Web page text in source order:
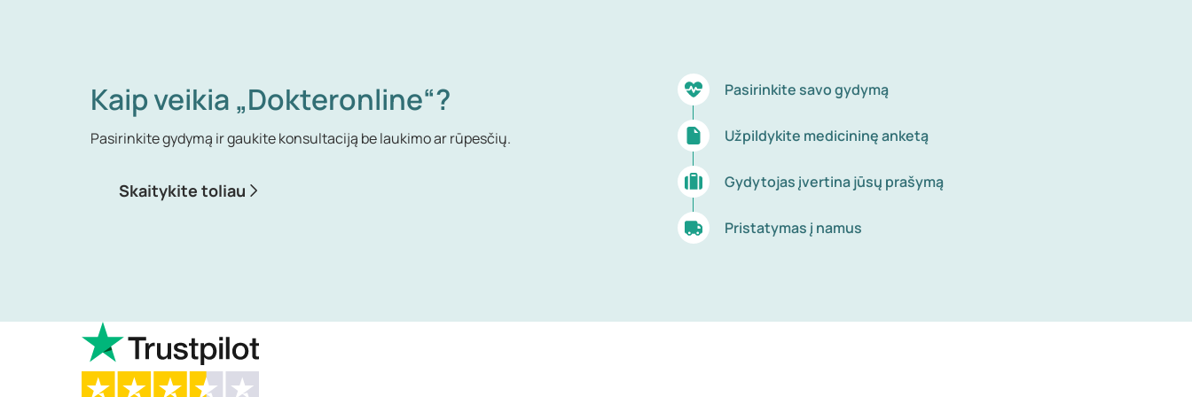
Kaip veikia „Dokteronline“?
Pasirinkite gydymą ir gaukite konsultaciją be laukimo ar rūpesčių.
Skaitykite toliau
Pasirinkite savo gydymą
Užpildykite medicininę anketą
Gydytojas įvertina jūsų prašymą
Pristatymas į namus